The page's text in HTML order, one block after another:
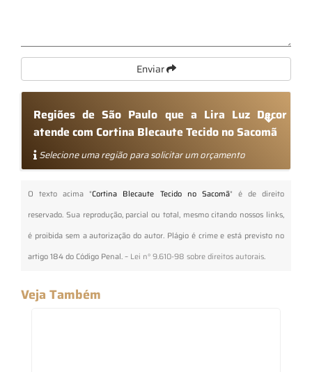
Enviar
Regiões de São Paulo que a Lira Luz Decor
atende com Cortina Blecaute Tecido no Sacomã
Selecione uma região para solicitar um orçamento
O texto acima "Cortina Blecaute Tecido no Sacomã" é de direito
reservado. Sua reprodução, parcial ou total, mesmo citando nossos links,
é proibida sem a autorização do autor. Plágio é crime e está previsto no
artigo 184 do Código Penal. – Lei n° 9.610-98 sobre direitos autorais.
Veja Também